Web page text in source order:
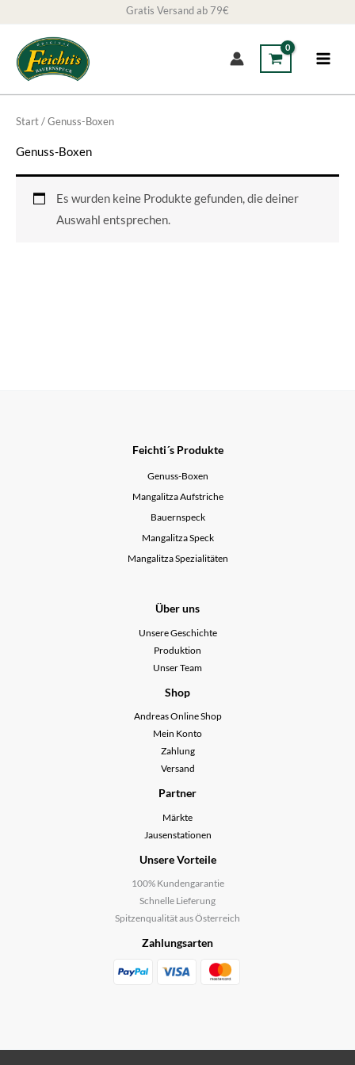
springen
Gratis Versand ab 79€
Start/ Genuss-Boxen
Genuss-Boxen
Es wurden keine Produkte gefunden, die deiner
Auswahl entsprechen.
Feichti´s Produkte
Genuss-Boxen
Mangalitza Aufstriche
Bauernspeck
Mangalitza Speck
Mangalitza Spezialitäten
Über uns
Unsere Geschichte
Produktion
Unser Team
Shop
Andreas Online Shop
Mein Konto
Zahlung
Versand
Partner
Märkte
Jausenstationen
Unsere Vorteile
100% Kundengarantie
Schnelle Lieferung
Spitzenqualität aus Österreich
Zahlungsarten